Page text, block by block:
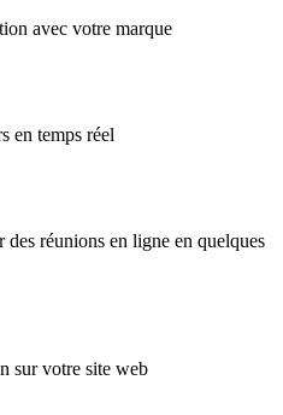
avec votre marque
en temps réel
réunions en ligne en quelques
sur votre site web